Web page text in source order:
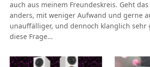
auch aus meinem Freundeskreis. Geht
anders, mit weniger Aufwand und gerne
unauffälliger, und dennoch klanglich sehr
diese Frage…